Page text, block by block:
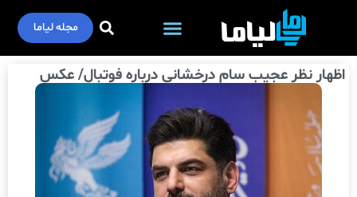
مجله لیاما
اظهار نظر عجیب سام درخشانی درباره فوتبال/ عکس